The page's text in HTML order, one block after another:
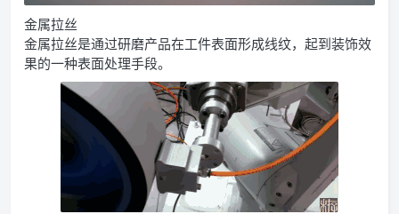
金属拉丝
金属拉丝是通过研磨产品在工件表面形成线纹，起到装饰效
果的一种表面处理手段。